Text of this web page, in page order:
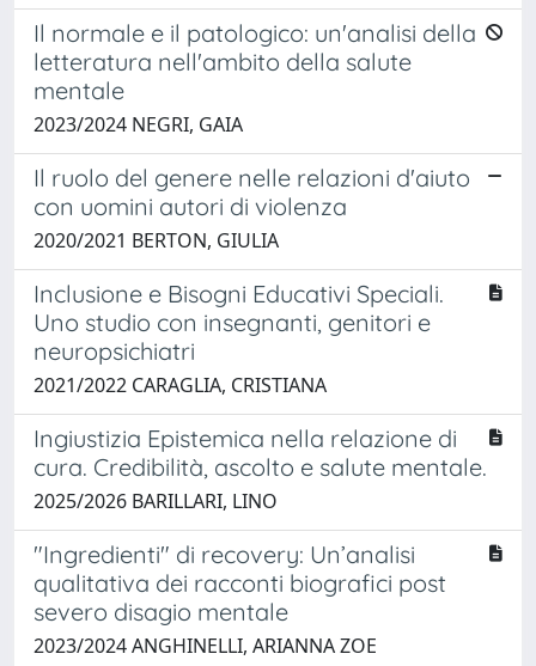
Il normale e il patologico: un'analisi della
letteratura nell'ambito della salute
mentale
2023/2024 NEGRI, GAIA
Il ruolo del genere nelle relazioni d'aiuto
con uomini autori di violenza
2020/2021 BERTON, GIULIA
Inclusione e Bisogni Educativi Speciali.
Uno studio con insegnanti, genitori e
neuropsichiatri
2021/2022 CARAGLIA, CRISTIANA
Ingiustizia Epistemica nella relazione di
cura. Credibilità, ascolto e salute mentale.
2025/2026 BARILLARI, LINO
"Ingredienti" di recovery: Un’analisi
qualitativa dei racconti biografici post
severo disagio mentale
2023/2024 ANGHINELLI, ARIANNA ZOE